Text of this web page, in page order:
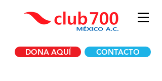
DONA AQUÍ CONTACTO